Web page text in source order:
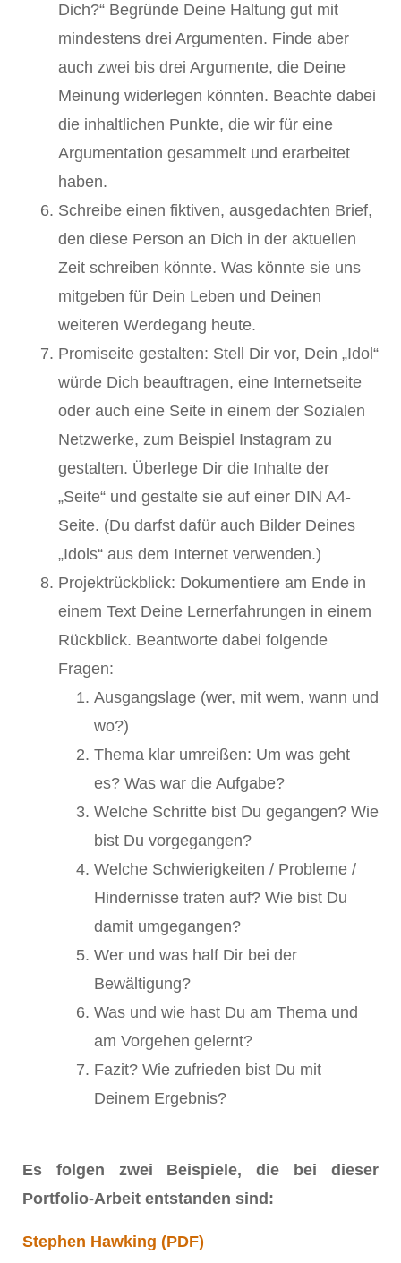
Dich?“ Begründe Deine Haltung gut mit
mindestens drei Argumenten. Finde aber
auch zwei bis drei Argumente, die Deine
Meinung widerlegen könnten. Beachte dabei
die inhaltlichen Punkte, die wir für eine
Argumentation gesammelt und erarbeitet
haben.
Schreibe einen fiktiven, ausgedachten Brief,
den diese Person an Dich in der aktuellen
Zeit schreiben könnte. Was könnte sie uns
mitgeben für Dein Leben und Deinen
weiteren Werdegang heute.
Promiseite gestalten: Stell Dir vor, Dein „Idol“
würde Dich beauftragen, eine Internetseite
oder auch eine Seite in einem der Sozialen
Netzwerke, zum Beispiel Instagram zu
gestalten. Überlege Dir die Inhalte der
„Seite“ und gestalte sie auf einer DIN A4-
Seite. (Du darfst dafür auch Bilder Deines
„Idols“ aus dem Internet verwenden.)
Projektrückblick: Dokumentiere am Ende in
einem Text Deine Lernerfahrungen in einem
Rückblick. Beantworte dabei folgende
Fragen:
Ausgangslage (wer, mit wem, wann und
wo?)
Thema klar umreißen: Um was geht
es? Was war die Aufgabe?
Welche Schritte bist Du gegangen? Wie
bist Du vorgegangen?
Welche Schwierigkeiten / Probleme /
Hindernisse traten auf? Wie bist Du
damit umgegangen?
Wer und was half Dir bei der
Bewältigung?
Was und wie hast Du am Thema und
am Vorgehen gelernt?
Fazit? Wie zufrieden bist Du mit
Deinem Ergebnis?
Es folgen zwei Beispiele, die bei dieser
Portfolio-Arbeit entstanden sind:
Stephen Hawking (PDF)